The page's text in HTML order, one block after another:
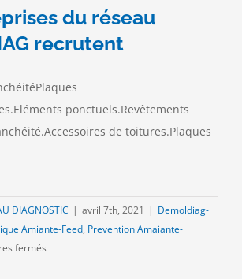
du réseau
recrutent
ponctuels.Revêtements
de toitures.Plaques
DIAGNOSTIC | avril 7th, 2021 | Demoldiag-
Amiante-Feed, Prevention Amaiante-
fermés